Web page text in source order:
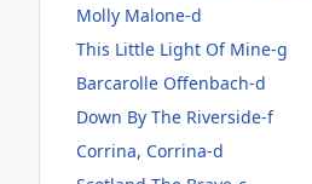
Molly Malone-d
This Little Light Of Mine-g
Barcarolle Offenbach-d
Down By The Riverside-f
Corrina, Corrina-d